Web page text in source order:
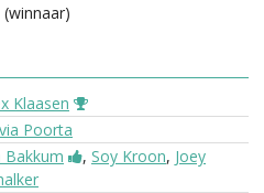
Klaasen
Poorta
Bakkum , Soy Kroon, Joey